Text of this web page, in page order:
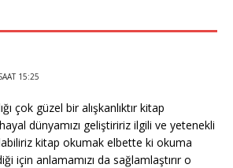
15:25
çok güzel bir alışkanlıktır kitap
dünyamızı geliştiririz ilgili ve yetenekli
kitap okumak elbette ki okuma
için anlamamızı da sağlamlaştırır o